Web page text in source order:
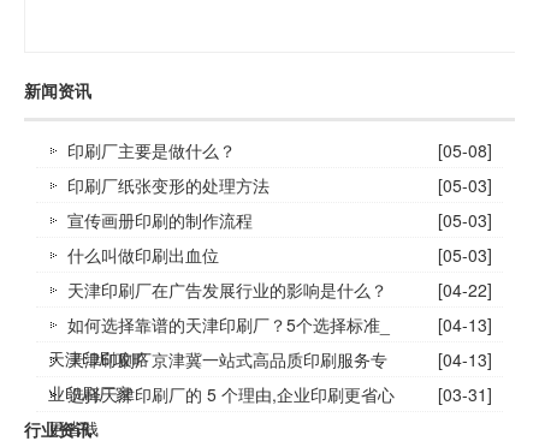
新闻资讯
印刷厂主要是做什么？
[05-08]
印刷厂纸张变形的处理方法
[05-03]
宣传画册印刷的制作流程
[05-03]
什么叫做印刷出血位
[05-03]
天津印刷厂在广告发展行业的影响是什么？
[04-22]
如何选择靠谱的天津印刷厂？5个选择标准_
天津印刷攻略
[04-13]
天津印刷厂京津冀一站式高品质印刷服务专
业印刷厂家
[04-13]
选择天津印刷厂的 5 个理由,企业印刷更省心
更省钱
[03-31]
行业资讯